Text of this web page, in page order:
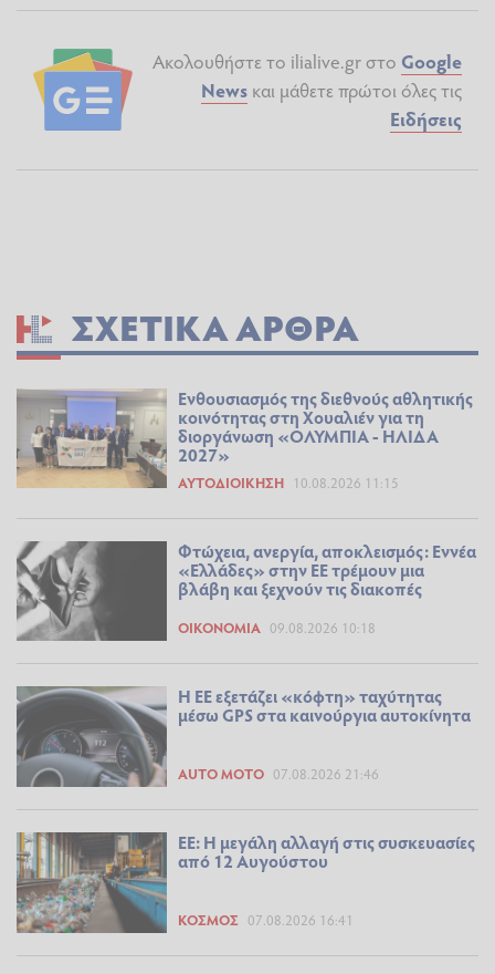
Ακολουθήστε το ilialive.gr στο Google
News και μάθετε πρώτοι όλες τις
Ειδήσεις
ΣΧΕΤΙΚΆ ΆΡΘΡΑ
Ενθουσιασμός της διεθνούς αθλητικής
κοινότητας στη Χουαλιέν για τη
διοργάνωση «ΟΛΥΜΠΙΑ - ΗΛΙΔΑ
2027»
ΑΥΤΟΔΙΟΊΚΗΣΗ 10.08.2026 11:15
Φτώχεια, ανεργία, αποκλεισμός: Εννέα
«Ελλάδες» στην ΕΕ τρέμουν μια
βλάβη και ξεχνούν τις διακοπές
ΟΙΚΟΝΟΜΊΑ 09.08.2026 10:18
Η ΕΕ εξετάζει «κόφτη» ταχύτητας
μέσω GPS στα καινούργια αυτοκίνητα
AUTO MOTO 07.08.2026 21:46
ΕΕ: Η μεγάλη αλλαγή στις συσκευασίες
από 12 Αυγούστου
ΚΌΣΜΟΣ 07.08.2026 16:41